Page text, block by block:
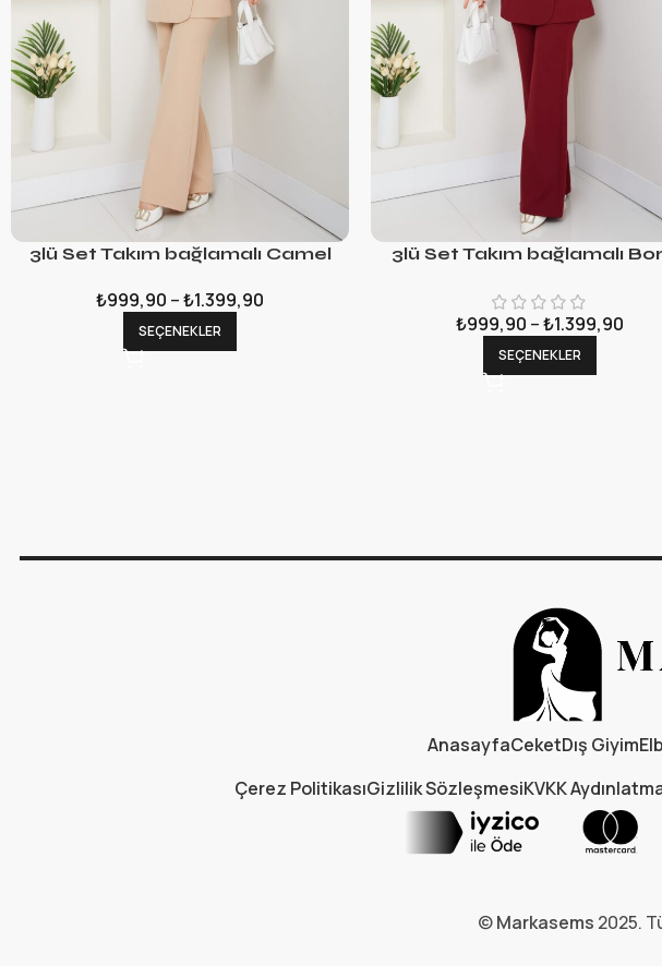
3lü Set Takım bağlamalı Camel
₺999,90 –₺1.399,90
SEÇENEKLER
3lü Set Takım bağlamalı
₺999,90 –₺1.399,90
SEÇENEKLER
AnasayfaCeketDış Giyim
Çerez PolitikasıGizlilik SözleşmesiKVKK
©Markasems 2025.